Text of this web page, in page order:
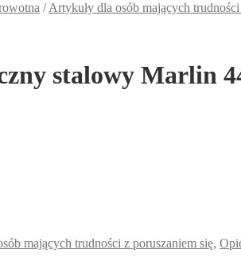
/Artykuły dla osób mających
stalowy Marlin
mających trudności z poruszaniem się,